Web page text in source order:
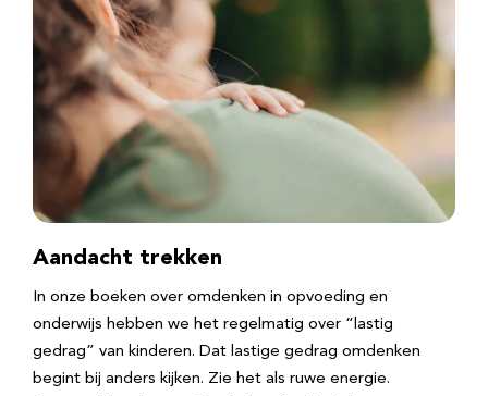
Aandacht trekken
In onze boeken over omdenken in opvoeding en
onderwijs hebben we het regelmatig over “lastig
gedrag” van kinderen. Dat lastige gedrag omdenken
begint bij anders kijken. Zie het als ruwe energie.